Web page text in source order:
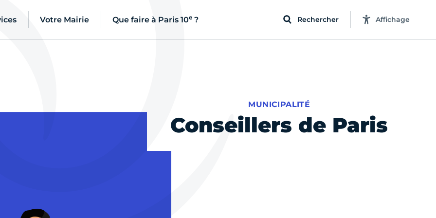
Votre Mairie Que faire à Paris 10e ? Rechercher Affichage
Conseillers de Paris
MUNICIPALITÉ